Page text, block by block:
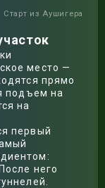
Старт из Аушигера
место —
прямо
подъем на
на
первый
него